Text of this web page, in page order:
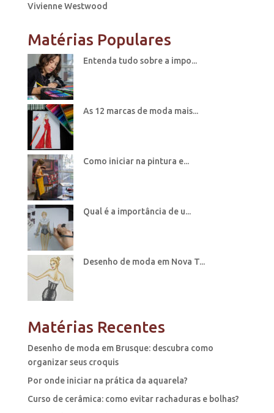
Vivienne Westwood
Matérias Populares
Entenda tudo sobre a impo...
As 12 marcas de moda mais...
Como iniciar na pintura e...
Qual é a importância de u...
Desenho de moda em Nova T...
Matérias Recentes
Desenho de moda em Brusque: descubra como
organizar seus croquis
Por onde iniciar na prática da aquarela?
Curso de cerâmica: como evitar rachaduras e bolhas?